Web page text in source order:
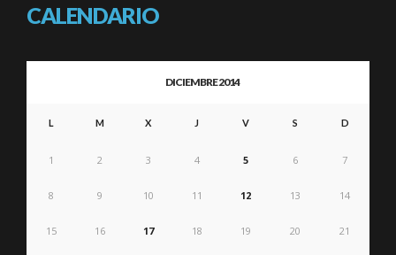
CALENDARIO
DICIEMBRE 2014
L M X J V S D
1 2 3 4 5 6 7
8 9 10 11 12 13 14
15 16 17 18 19 20 21